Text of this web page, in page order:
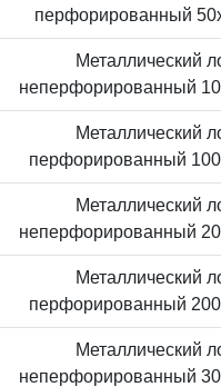
перфорированный
Металлический
неперфорированный
Металлический
перфорированный
Металлический
неперфорированный
Металлический
перфорированный
Металлический
неперфорированный